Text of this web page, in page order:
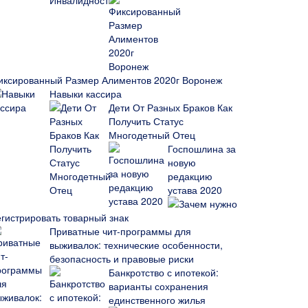
Размер Алиментов 2020г Воронеж
Навыки кассира
Дети От Разных Браков Как
Получить Статус
Многодетный Отец
Госпошлина за
новую
редакцию
устава 2020
Зачем нужно
товарный знак
Приватные чит-программы для
выживалок: технические особенности,
безопасность и правовые риски
Банкротство с ипотекой:
варианты сохранения
единственного жилья